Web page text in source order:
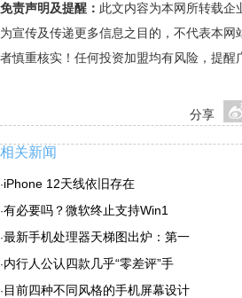
免责声明及提醒： 此文内容为本网所转载企
为宣传及传递更多信息之目的，不代表本网
者慎重核实！任何投资加盟均有风险，提醒
分享
相关新闻
·iPhone 12天线依旧存在
·有必要吗？微软终止支持Win1
·最新手机处理器天梯图出炉：第一
·内行人公认四款几乎“零差评”手
· 目前四种不同风格的手机屏幕设计